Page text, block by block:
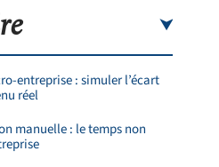
entreprise : simuler l’écart
réel
manuelle : le temps non